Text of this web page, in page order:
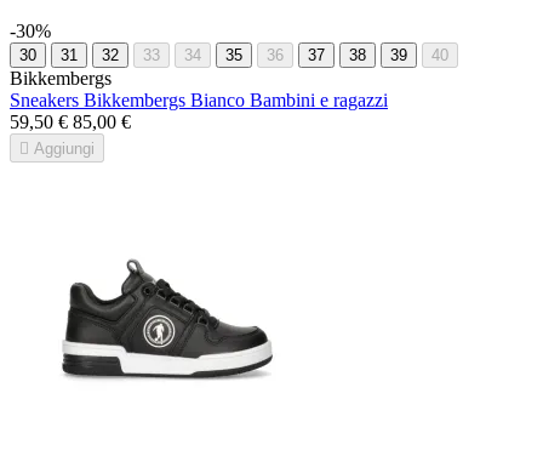
-30%
30 31 32 33 34 35 36 37 38 39 40
Bikkembergs
Sneakers Bikkembergs Bianco Bambini e ragazzi
59,50 € 85,00 €
 Aggiungi